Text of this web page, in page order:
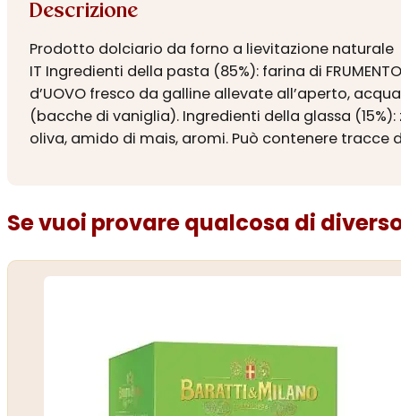
Descrizione
Prodotto dolciario da forno a lievitazione naturale
IT Ingredienti della pasta (85%): farina di
d’UOVO fresco da galline allevate all’aperto,
(bacche di vaniglia). Ingredienti della glassa (15%):
oliva, amido di mais, aromi. Può contenere tracce di
Se vuoi provare qualcosa di